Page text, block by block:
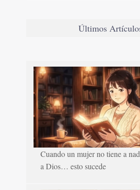
Últimos
Cuando un mujer no tiene a
a Dios… esto sucede